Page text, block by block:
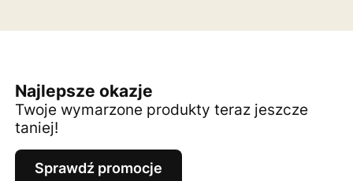
Najlepsze okazje
Twoje wymarzone produkty teraz jeszcze
taniej!
Sprawdź promocje